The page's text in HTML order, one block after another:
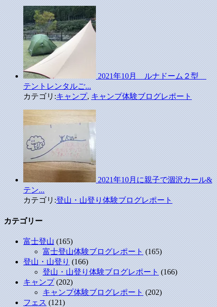
2021年10月 ルナドーム２型
テントレンタルご...
カテゴリ:キャンプ,キャンプ体験ブログレポート
2021年10月に親子で涸沢カール&
テン...
カテゴリ:登山・山登り体験ブログレポート
カテゴリー
富士登山(165)
富士登山体験ブログレポート(165)
登山・山登り(166)
登山・山登り体験ブログレポート(166)
キャンプ(202)
キャンプ体験ブログレポート(202)
フェス(121)